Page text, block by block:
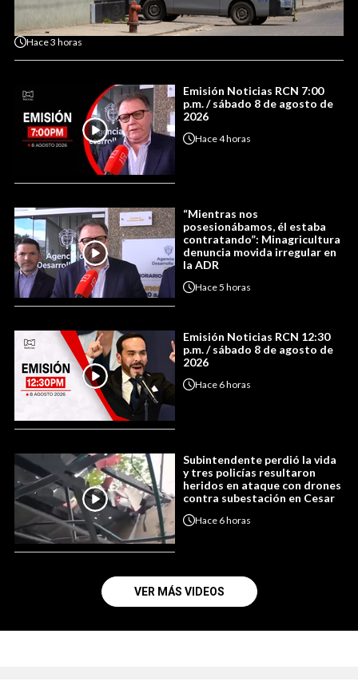
Hace3 horas
Emisión Noticias RCN 7:00
p.m. / sábado 8 de agosto de
2026
Hace4 horas
“Mientras nos
posesionábamos, él estaba
contratando”: Minagricultura
denuncia movida irregular en
la ADR
Hace5 horas
Emisión Noticias RCN 12:30
p.m. / sábado 8 de agosto de
2026
Hace 6 horas
Subintendente perdió la vida
y tres policías resultaron
heridos en ataque con drones
contra subestación en Cesar
Hace 6 horas
VER MÁS VIDEOS